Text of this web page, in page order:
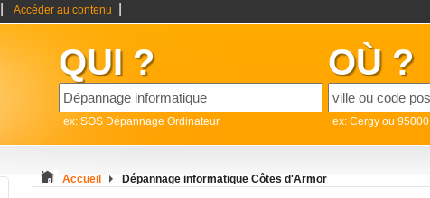
Accéder au contenu
QUI ?
ex: SOS Dépannage Ordinateur
OÙ ?
ex: Cergy ou 95000
Accueil Dépannage informatique Côtes d'Armor